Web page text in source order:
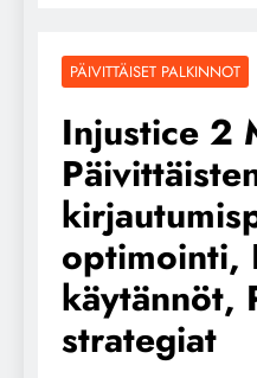
PÄIVITTÄISET PALKINNOT
Injustice 2
optimointi,
käytännöt,
strategiat